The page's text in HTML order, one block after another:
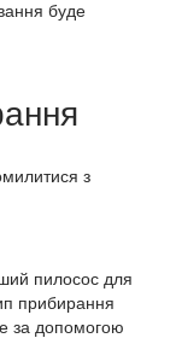
буде
пилосос для
прибирання
за допомогою